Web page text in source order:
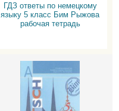
ГДЗ ответы по немецкому
языку 5 класс Бим Рыжова
рабочая тетрадь